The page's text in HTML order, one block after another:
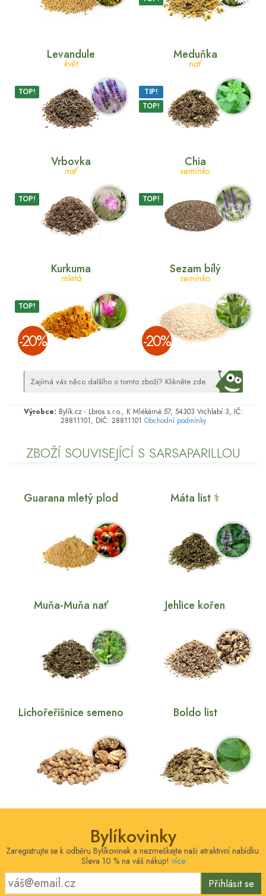
Levandule
květ
TOP!
Meduňka
nať
TIP!
TOP!
Vrbovka
nať
TOP!
Chia
semínko
TOP!
Kurkuma
mletá
TOP!
­-20%
Sezam bílý
semínko
­-20%
Zajímá vás něco dalšího o tomto zboží? Klikněte zde.
Výrobce: Bylík.cz - Lbros s.r.o., K Mlékárně 57, 54303 Vrchlabí 3, IČ:
28811101, DIČ: 28811101 Obchodní podmínky
ZBOŽÍ SOUVISEJÍCÍ S SARSAPARILLOU
Guarana mletý plod Máta list ⚕
Muňa-Muňa nať Jehlice kořen
Lichořeřišnice semeno Boldo list
Bylíkovinky
Zaregistrujte se k odběru Bylíkovinek a nezmeškejte naši atraktivní nabídku.
Sleva 10 % na váš nákup! více
Přihlásit se